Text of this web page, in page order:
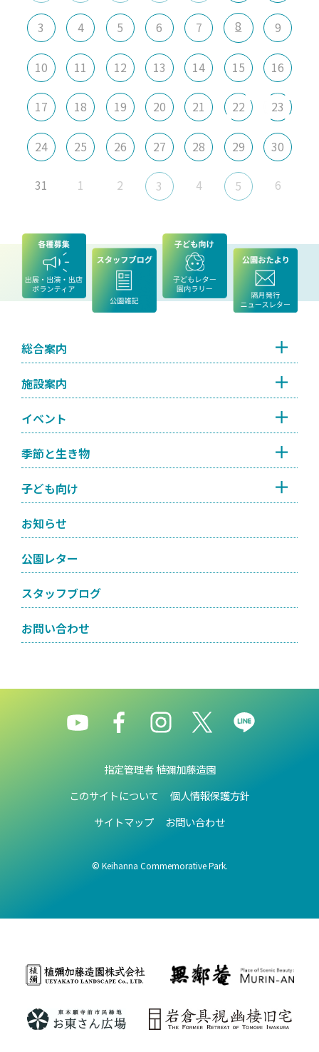
3 4 5 6 7 8 9
10 11 12 13 14 15 16
17 18 19 20 21 22 23
24 25 26 27 28 29 30
31 1 2 3 4 5 6
総合案内
施設案内
イベント
季節と生き物
子ども向け
お知らせ
公園レター
スタッフブログ
お問い合わせ
指定管理者 植彌加藤造園
このサイトについて
個人情報保護方針
サイトマップ
お問い合わせ
© Keihanna Commemorative Park.